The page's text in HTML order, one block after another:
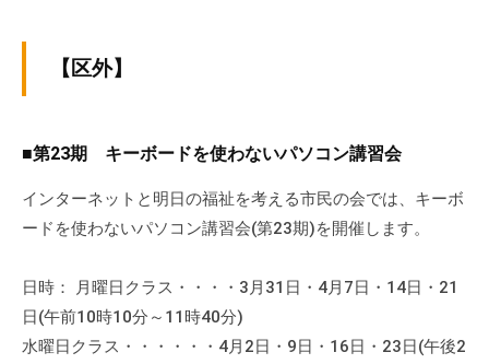
【区外】
■第23期 キーボードを使わないパソコン講習会
インターネットと明日の福祉を考える市民の会では、キーボ
ードを使わないパソコン講習会(第23期)を開催します。
日時： 月曜日クラス・・・・3月31日・4月7日・14日・21
日(午前10時10分～11時40分)
水曜日クラス・・・・・・4月2日・9日・16日・23日(午後2